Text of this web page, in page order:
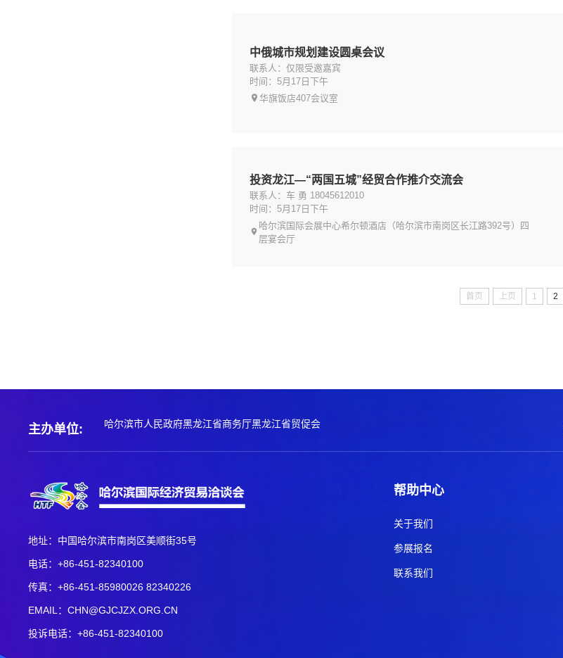
中俄城市规划建设圆桌会议
联系人：仅限受邀嘉宾
时间：5月17日下午
华旗饭店407会议室
投资龙江—“两国五城”经贸合作推介交流会
联系人：车 勇 18045612010
时间：5月17日下午
哈尔滨国际会展中心希尔顿酒店（哈尔滨市南岗区长江路392号）四
层宴会厅
首页 上页 1 2
主办单位: 哈尔滨市人民政府黑龙江省商务厅黑龙江省贸促会
地址：中国哈尔滨市南岗区美顺街35号
电话：+86-451-82340100
传真：+86-451-85980026 82340226
EMAIL：CHN@GJCJZX.ORG.CN
投诉电话：+86-451-82340100
帮助中心
关于我们
参展报名
联系我们